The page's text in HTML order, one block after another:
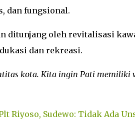
dan fungsional.
ditunjang oleh revitalisasi
dan rekreasi.
kota. Kita ingin Pati memiliki
Riyoso, Sudewo: Tidak Ada